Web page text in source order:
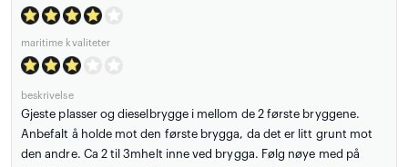
maritime kvaliteter
beskrivelse
Gjeste plasser og dieselbrygge i mellom de 2 første bryggene.
Anbefalt å holde mot den første brygga, da det er litt grunt mot
den andre. Ca 2 til 3mhelt inne ved brygga. Følg nøye med på